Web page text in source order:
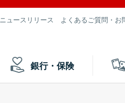
ニュースリリース よくあるご質問・お
銀行・保険